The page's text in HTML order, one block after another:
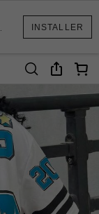
INSTALLER